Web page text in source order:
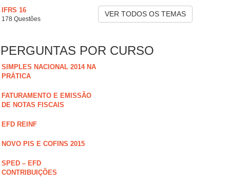
IFRS 16
178 Questões
VER TODOS OS TEMAS
PERGUNTAS POR CURSO
SIMPLES NACIONAL 2014 NA
PRÁTICA
FATURAMENTO E EMISSÃO
DE NOTAS FISCAIS
EFD REINF
NOVO PIS E COFINS 2015
SPED – EFD
CONTRIBUIÇÕES